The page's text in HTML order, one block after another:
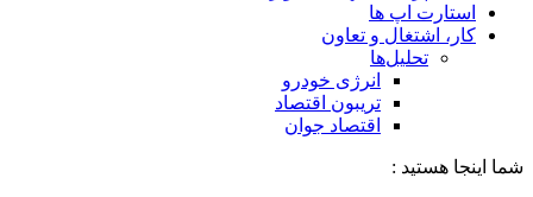
استارت اپ ها
کار، اشتغال و تعاون
تحلیل‌ها
انرژی خودرو
تریبون اقتصاد
اقتصاد جوان
شما اینجا هستید :